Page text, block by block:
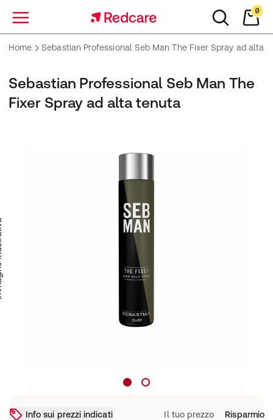
Menu
0
Home Sebastian Professional Seb Man The Fixer Spray ad alta
Sebastian Professional Seb Man The
Fixer Spray ad alta tenuta
Info sui prezzi indicati Il tuo prezzo Risparmio